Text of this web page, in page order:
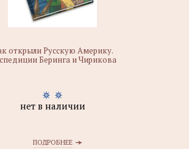
открыли Русскую Америку.
Беринга и Чирикова
нет в наличии
ПОДРОБНЕЕ